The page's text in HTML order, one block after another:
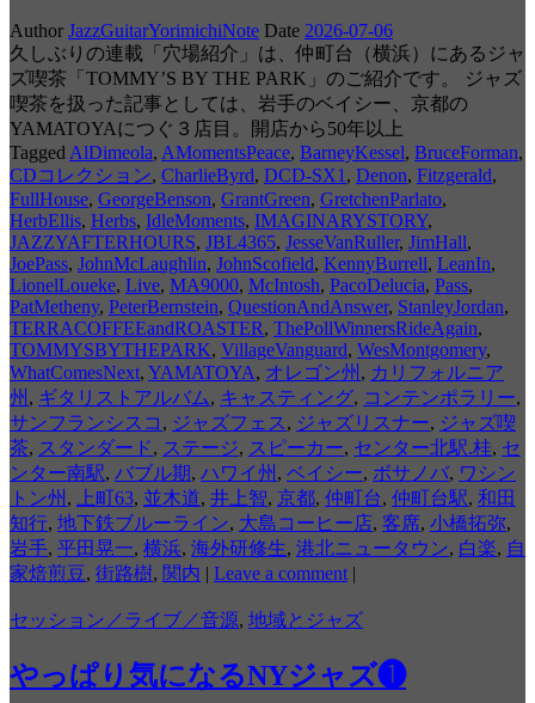
Author JazzGuitarYorimichiNote Date 2026-07-06
久しぶりの連載「穴場紹介」は、仲町台（横浜）にあるジャ
ズ喫茶「TOMMY’S BY THE PARK」のご紹介です。 ジャズ
喫茶を扱った記事としては、岩手のベイシー、京都の
YAMATOYAにつぐ３店目。開店から50年以上
Tagged AlDimeola, AMomentsPeace, BarneyKessel, BruceForman,
CDコレクション, CharlieByrd, DCD-SX1 , Denon, Fitzgerald,
FullHouse, GeorgeBenson, GrantGreen, GretchenParlato,
HerbEllis, Herbs, IdleMoments, IMAGINARYSTORY,
JAZZYAFTERHOURS, JBL4365, JesseVanRuller, JimHall,
JoePass, JohnMcLaughlin, JohnScofield, KennyBurrell, LeanIn,
LionelLoueke, Live, MA9000, McIntosh, PacoDelucia, Pass,
PatMetheny, PeterBernstein, QuestionAndAnswer, StanleyJordan,
TERRACOFFEEandROASTER, ThePollWinnersRideAgain,
TOMMYSBYTHEPARK, VillageVanguard, WesMontgomery,
WhatComesNext, YAMATOYA, オレゴン州 , カリフォルニア
州 , ギタリストアルバム, キャスティング, コンテンポラリー,
サンフランシスコ , ジャズフェス , ジャズリスナー, ジャズ喫
茶, スタンダード, ステージ, スピーカー, センター北駅.桂, セ
ンター南駅, バブル期, ハワイ州 , ベイシー, ボサノバ, ワシン
トン州 , 上町63, 並木道, 井上智, 京都, 仲町台, 仲町台駅, 和田
知行, 地下鉄ブルーライン, 大島コーヒー店, 客席, 小橋拓弥,
岩手, 平田晃一, 横浜, 海外研修生, 港北ニュータウン, 白楽, 自
家焙煎豆, 街路樹, 関内 | Leave a comment |
セッション／ライブ／音源, 地域とジャズ
やっぱり気になるNYジャズ❶